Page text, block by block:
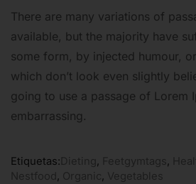
There are many variations of
available, but the majority have
some form, by injected humour,
which don’t look even slightly
going to use a passage of Lorem
embarrassing.
Etiquetas: Dieting , Feetgymtags,
Nestfood , Organic , Vegetables